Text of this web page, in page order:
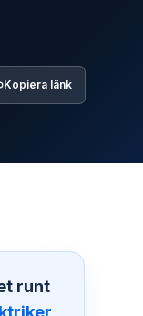
Kopiera länk
runt